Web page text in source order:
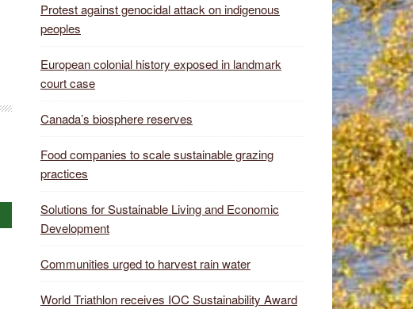
Protest against genocidal attack on indigenous
peoples
European colonial history exposed in landmark
court case
Canada’s biosphere reserves
Food companies to scale sustainable grazing
practices
Solutions for Sustainable Living and Economic
Development
Communities urged to harvest rain water
World Triathlon receives IOC Sustainability Award